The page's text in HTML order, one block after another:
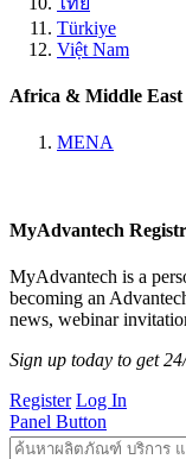
Türkiye
Việt Nam
Africa & Middle East
MENA
MyAdvantech
MyAdvantech is a
becoming an
news, webinar
Sign up today to get
Register Log In
Panel Button